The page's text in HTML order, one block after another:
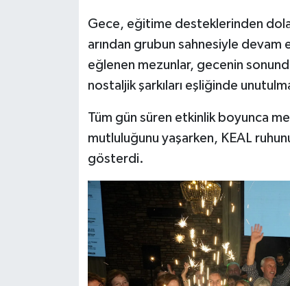
Gece, eğitime desteklerinden
arından grubun sahnesiyle
eğlenen mezunlar, gecenin
nostaljik şarkıları eşliğinde
Tüm gün süren etkinlik boyunca
mutluluğunu yaşarken, KEAL
gösterdi.